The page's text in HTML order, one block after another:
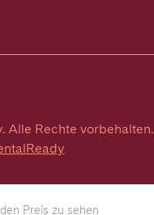
Preis zu sehen
. Alle Rechte vorbehalten.